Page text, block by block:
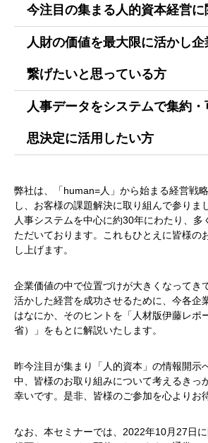
今注目の集まる人的資本経営
人財の価値を最大限に活かし
繋げたいと思っている方
人事データをシステムで集約
思決定に活用したい方
弊社は、「human=人」から始まる経営戦
し、お客様の課題解決に取り組んで参りま
人事システムを中心に約30年にわたり、多
ただいております。これもひとえに皆様の
し上げます。
企業価値の中で位置づけが大きくなってき
活かした経営を成功させるために、今各企
はなにか、そのヒントを「人材版伊藤レポ
省）」をもとに解説いたします。
昨今注目が集まり「人的資本」の情報開示
中、皆様のお取り組みについて考えるきっ
幸いです。是非、皆様のご参加を心よりお
なお、本セミナーでは、2022年10月27日